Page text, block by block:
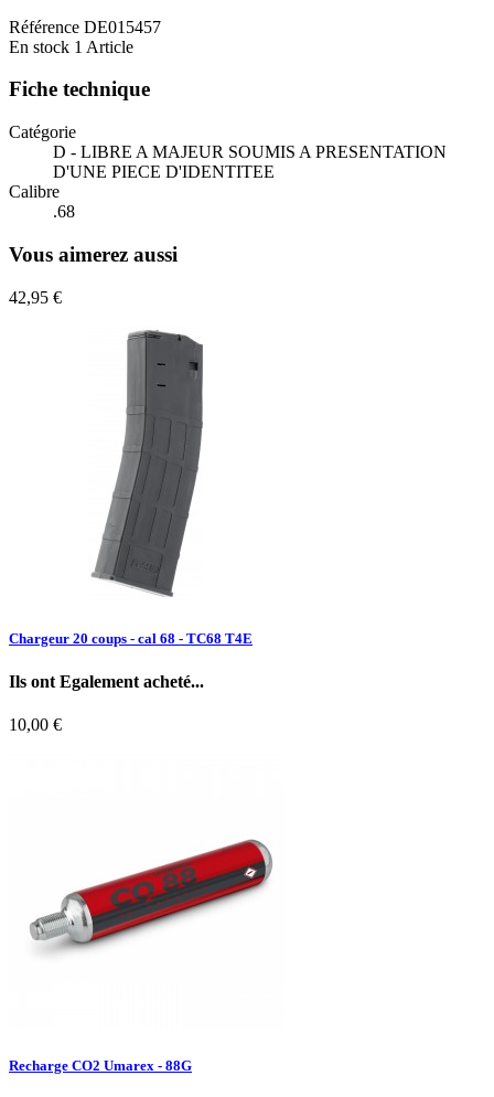
Référence DE015457
En stock 1 Article
Fiche technique
Catégorie
D - LIBRE A MAJEUR SOUMIS A PRESENTATION
D'UNE PIECE D'IDENTITEE
Calibre
.68
Vous aimerez aussi
42,95 €
Chargeur 20 coups - cal 68 - TC68 T4E
Ils ont Egalement acheté...
10,00 €
Recharge CO2 Umarex - 88G